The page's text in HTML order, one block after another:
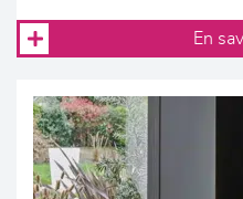
En